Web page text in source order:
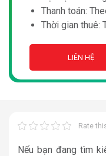
Thanh toán:
Thời gian thuê:
LIÊN HỆ
Rate
Nếu bạn đang tìm